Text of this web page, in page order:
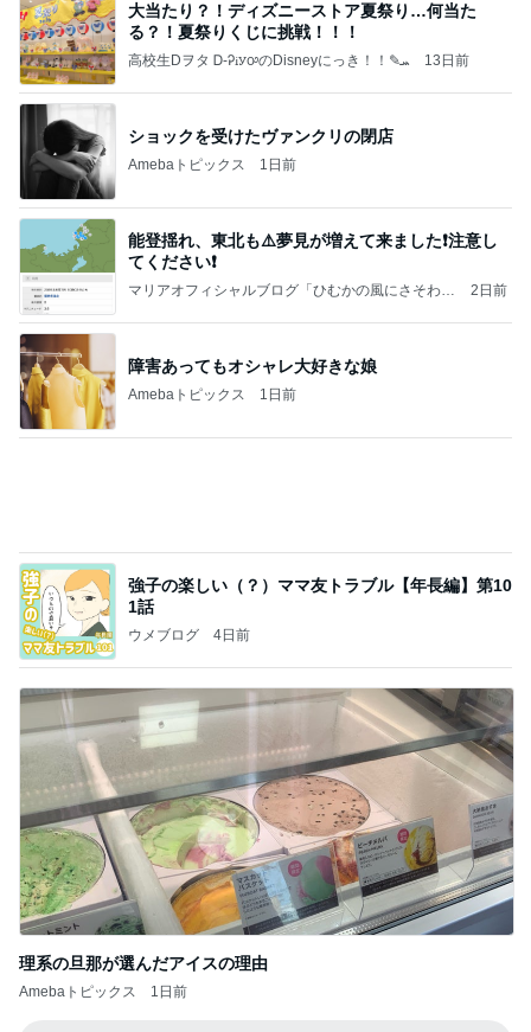
大当たり？！ディズニーストア夏祭り…何当た
る？！夏祭りくじに挑戦！！！
高校生Dヲタ Ꭰ-ᎮꭵꭹꭴのDisneyにっき！！✎ܚ 13日前
ショックを受けたヴァンクリの閉店
Amebaトピックス 1日前
能登揺れ、東北も⚠️夢見が増えて来ました❗️注意し
てください❗️
マリアオフィシャルブログ「ひむかの風にさそわれ
2日前
障害あってもオシャレ大好きな娘
Amebaトピックス 1日前
強子の楽しい（？）ママ友トラブル【年長編】第10
1話
ウメブログ 4日前
理系の旦那が選んだアイスの理由
Amebaトピックス 1日前